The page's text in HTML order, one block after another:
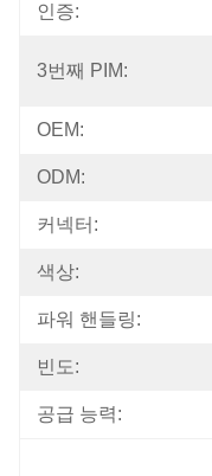
인증:
3번째 PIM:
OEM:
ODM:
커넥터:
색상:
파워 핸들링:
빈도:
공급 능력: